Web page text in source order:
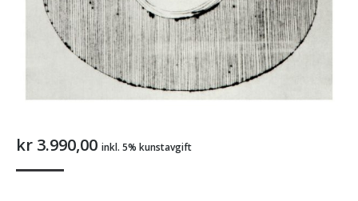
kr 3.990,00 inkl. 5% kunstavgift